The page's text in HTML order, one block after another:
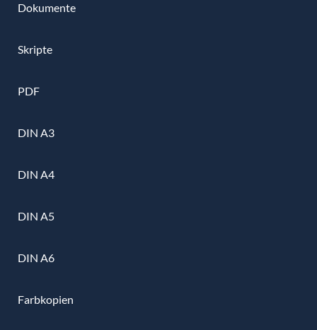
Dokumente
Skripte
PDF
DIN A3
DIN A4
DIN A5
DIN A6
Farbkopien